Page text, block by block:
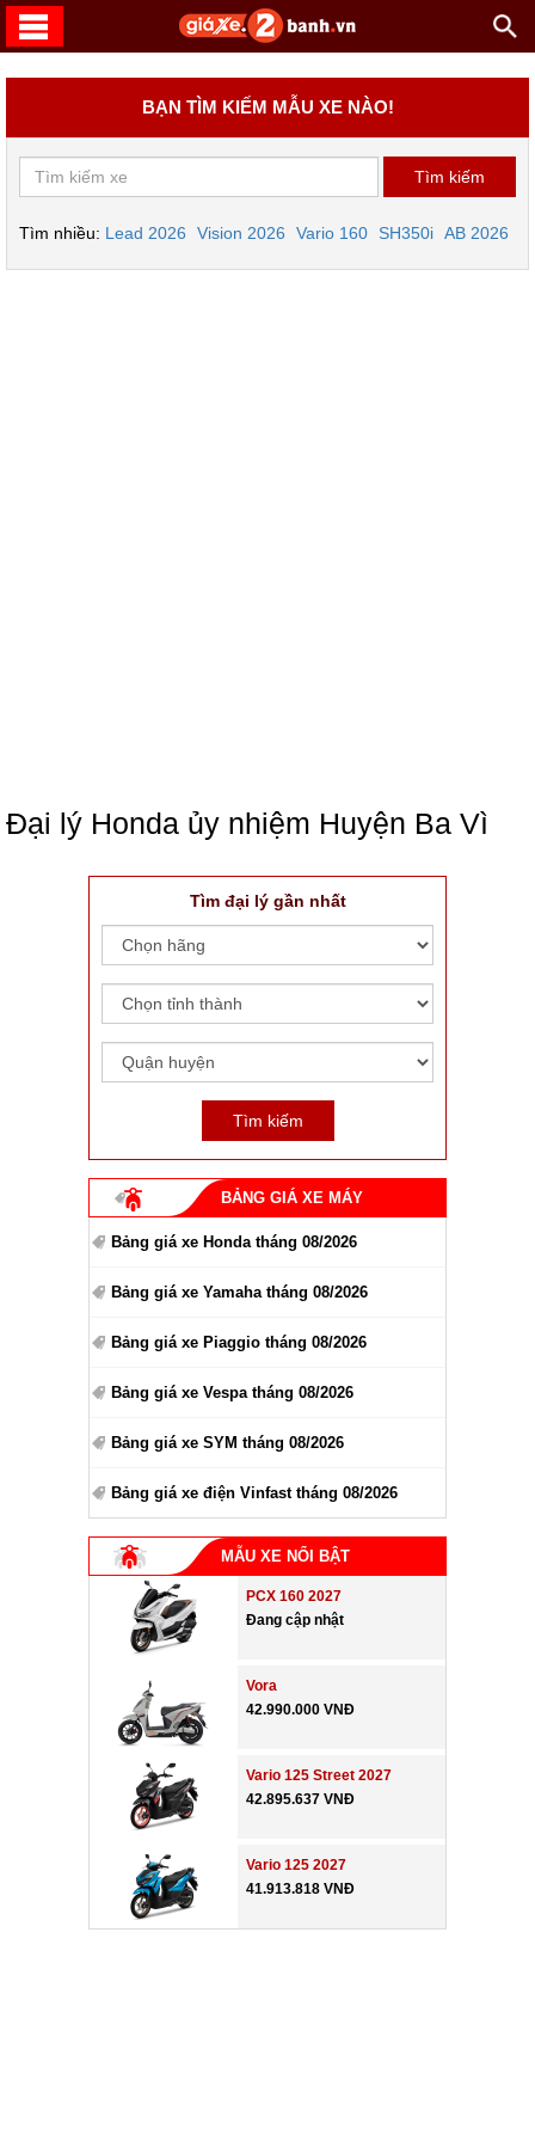
BẠN TÌM KIẾM MẪU XE NÀO!
Tìm nhiều: Lead 2026 Vision 2026 Vario 160 SH350i AB 2026
Đại lý Honda ủy nhiệm Huyện Ba Vì
Tìm đại lý gần nhất
BẢNG GIÁ XE MÁY
Bảng giá xe Honda tháng 08/2026
Bảng giá xe Yamaha tháng 08/2026
Bảng giá xe Piaggio tháng 08/2026
Bảng giá xe Vespa tháng 08/2026
Bảng giá xe SYM tháng 08/2026
Bảng giá xe điện Vinfast tháng 08/2026
MẪU XE NỔI BẬT
PCX 160 2027
Đang cập nhật
Vora
42.990.000 VNĐ
Vario 125 Street 2027
42.895.637 VNĐ
Vario 125 2027
41.913.818 VNĐ